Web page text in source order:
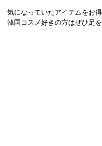
気になっていたアイテムをお
韓国コスメ好きの方はぜひ足